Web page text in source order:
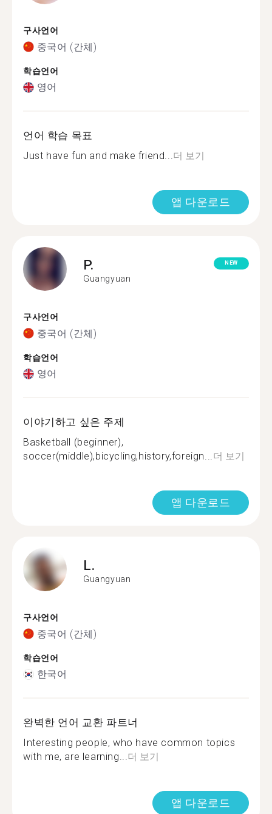
구사언어
중국어 (간체)
학습언어
영어
언어 학습 목표
Just have fun and make friend...더 보기
앱 다운로드
P.
Guangyuan
NEW
구사언어
중국어 (간체)
학습언어
영어
이야기하고 싶은 주제
Basketball (beginner),
soccer(middle),bicycling,history,foreign...더 보기
앱 다운로드
L.
Guangyuan
구사언어
중국어 (간체)
학습언어
한국어
완벽한 언어 교환 파트너
Interesting people, who have common topics
with me, are learning...더 보기
앱 다운로드